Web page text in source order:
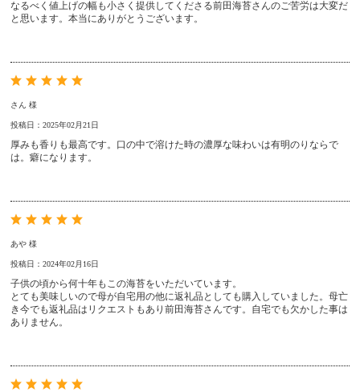
なるべく値上げの幅も小さく提供してくださる前田海苔さんのご苦労は大変だ
と思います。本当にありがとうございます。
さん 様
投稿日：2025年02月21日
厚みも香りも最高です。口の中で溶けた時の濃厚な味わいは有明のりならで
は。癖になります。
あや 様
投稿日：2024年02月16日
子供の頃から何十年もこの海苔をいただいています。
とても美味しいので母が自宅用の他に返礼品としても購入していました。母亡
き今でも返礼品はリクエストもあり前田海苔さんです。自宅でも欠かした事は
ありません。